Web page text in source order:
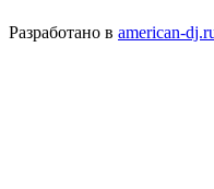
Разработано в american-